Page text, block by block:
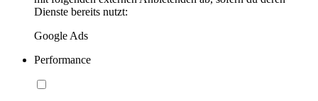
Dienste bereits nutzt:
Google Ads
Performance